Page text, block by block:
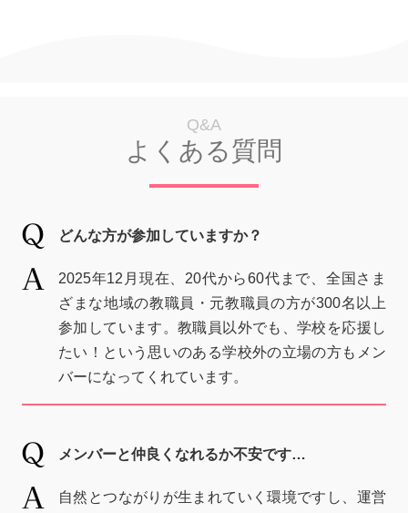
Q&A
よくある質問
どんな方が参加していますか？
2025年12月現在、20代から60代まで、全国さま
ざまな地域の教職員・元教職員の方が300名以上
参加しています。教職員以外でも、学校を応援し
たい！という思いのある学校外の立場の方もメン
バーになってくれています。
メンバーと仲良くなれるか不安です…
自然とつながりが生まれていく環境ですし、運営